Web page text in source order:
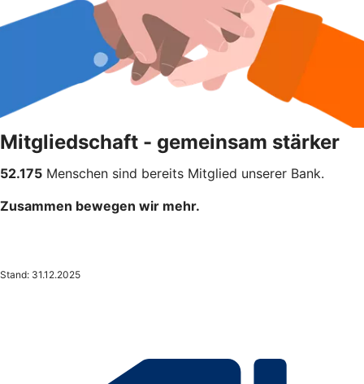
Mitgliedschaft - gemeinsam stärker
52.175 Menschen sind bereits Mitglied unserer Bank.
Zusammen bewegen wir mehr.
Stand: 31.12.2025